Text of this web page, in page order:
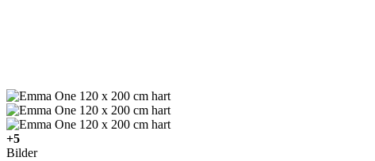
+5
Bilder